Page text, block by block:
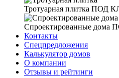
Тротуарная плитка ПОД
Спроектированные дома
Контакты
Спецпредложения
Калькулятор домов
О компании
Отзывы и рейтинги